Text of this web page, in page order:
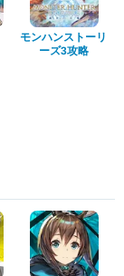
モンハンストーリ
ーズ3攻略